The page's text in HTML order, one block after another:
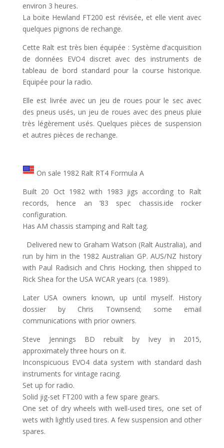
environ 3 heures.
La boite Hewland FT200 est révisée, et elle vient avec
quelques pignons de rechange.
Cette Ralt est très bien équipée : Système d’acquisition
de données EVO4 discret avec des instruments de
tableau de bord standard pour la course historique.
Equipée pour la radio.
Elle est livrée avec un jeu de roues pour le sec avec
des pneus usés, un jeu de roues avec des pneus pluie
très légèrement usés. Quelques pièces de suspension
et autres pièces de rechange.
On sale 1982 Ralt RT4 Formula A
Built 20 Oct 1982 with 1983 jigs according to Ralt
records, hence an ’83 spec chassis.ide rocker
configuration.
Has AM chassis stamping and Ralt tag.
Delivered new to Graham Watson (Ralt Australia), and
run by him in the 1982 Australian GP. AUS/NZ history
with Paul Radisich and Chris Hocking, then shipped to
Rick Shea for the USA WCAR years (ca. 1989).
Later USA owners known, up until myself. History
dossier by Chris Townsend; some email
communications with prior owners.
Steve Jennings BD rebuilt by Ivey in 2015,
approximately three hours on it.
Inconspicuous EVO4 data system with standard dash
instruments for vintage racing.
Set up for radio.
Solid jig-set FT200 with a few spare gears.
One set of dry wheels with well-used tires, one set of
wets with lightly used tires. A few suspension and other
spares.